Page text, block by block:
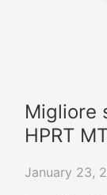
Migliore
HPRT
January 23,